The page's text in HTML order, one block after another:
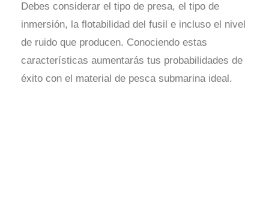
Debes considerar el tipo de presa, el tipo de
inmersión, la flotabilidad del fusil e incluso el nivel
de ruido que producen. Conociendo estas
características aumentarás tus probabilidades de
éxito con el material de pesca submarina ideal.